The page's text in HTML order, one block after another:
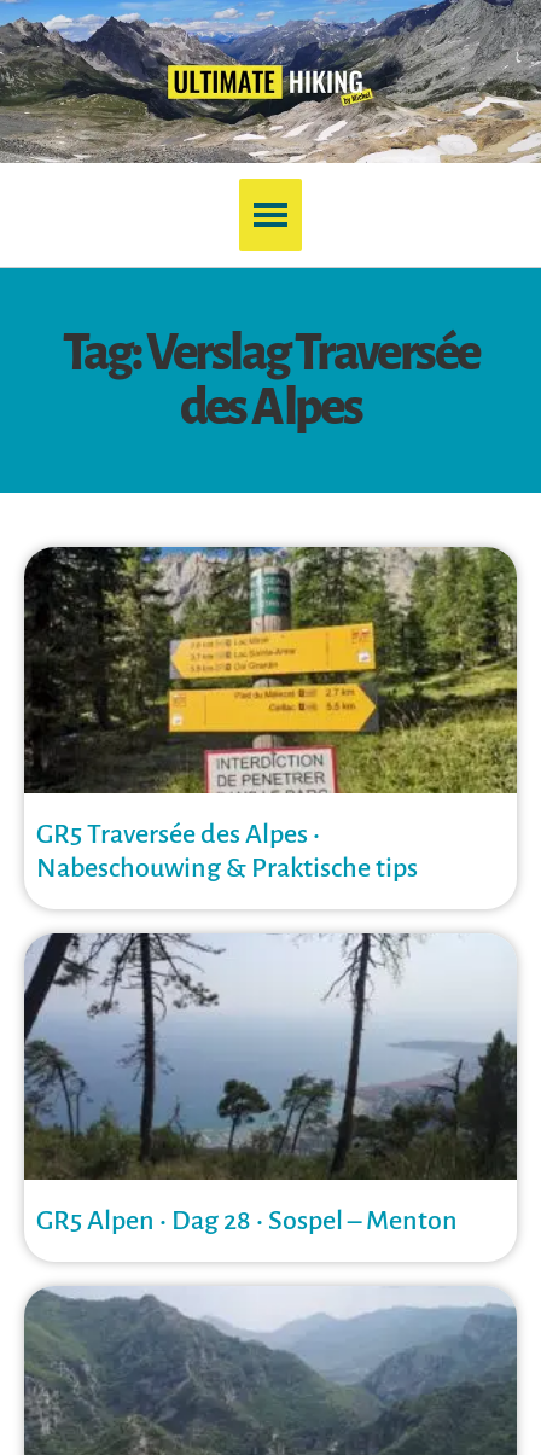
Tag: Verslag Traversée
des Alpes
GR5 Traversée des Alpes •
Nabeschouwing & Praktische tips
GR5 Alpen • Dag 28 • Sospel – Menton